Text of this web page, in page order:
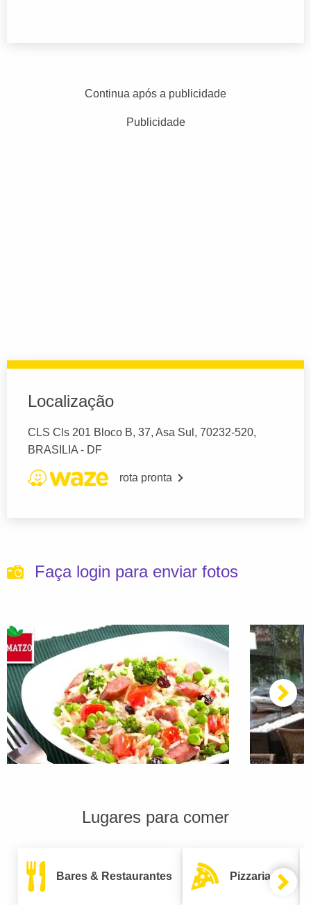
Continua após a publicidade
Publicidade
Localização
CLS Cls 201 Bloco B, 37, Asa Sul, 70232-520,
BRASILIA - DF
rota pronta
Faça login para enviar fotos
Lugares para comer
Bares & Restaurantes Pizzarias